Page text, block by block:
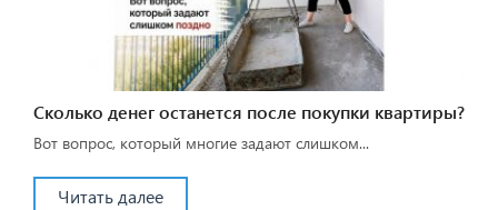
Сколько денег останется после покупки квартиры?
Вот вопрос, который многие задают слишком...
Читать далее